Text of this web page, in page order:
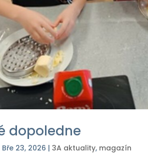
dopoledne
Bře 23, 2026 |3A aktuality, magazín